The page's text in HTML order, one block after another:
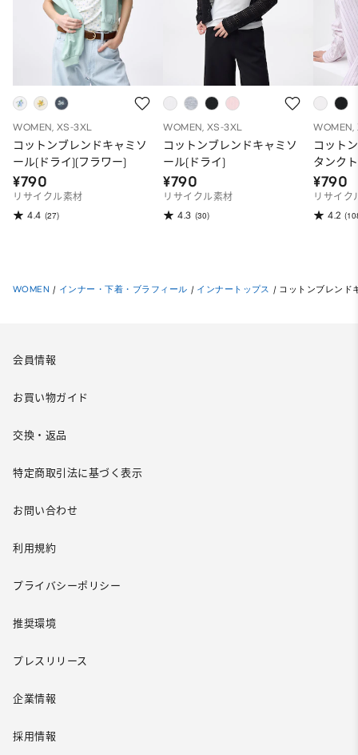
WOMEN, XS-3XL
コットンブレンドキャミソ
ール(ドライ)(フラワー)
¥790
リサイクル素材
4.4 (27)
WOMEN, XS-3XL
コットンブレンドキャミソ
ール(ドライ)
¥790
リサイクル素材
4.3 (30)
WOMEN,
コット
タンク
¥790
リサイク
4.2
WOMEN / インナー・下着・ブラフィール / インナートップス / コットンブレンド
会員情報
お買い物ガイド
交換・返品
特定商取引法に基づく表示
お問い合わせ
利用規約
プライバシーポリシー
推奨環境
プレスリリース
企業情報
採用情報